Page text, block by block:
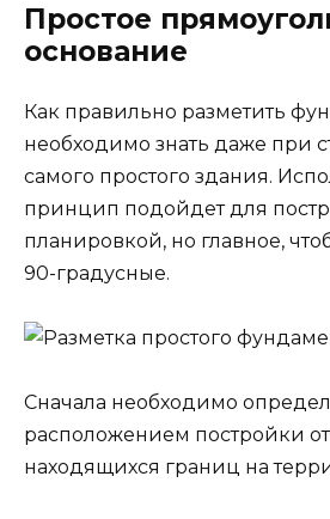
Простое
основание
Как правильно разметить
необходимо знать даже при
самого простого здания.
принцип подойдет для
планировкой, но главное,
90-градусные.
Сначала необходимо
расположением постройки
находящихся границ на